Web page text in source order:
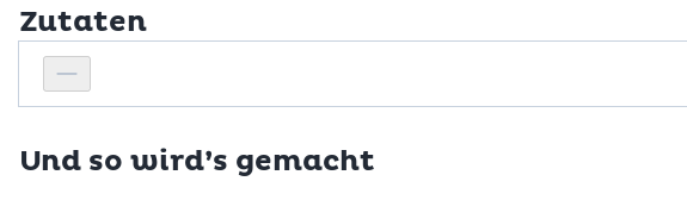
Zutaten
Personenanzahl verringern
Personenanzahl
Und so wird’s gemacht